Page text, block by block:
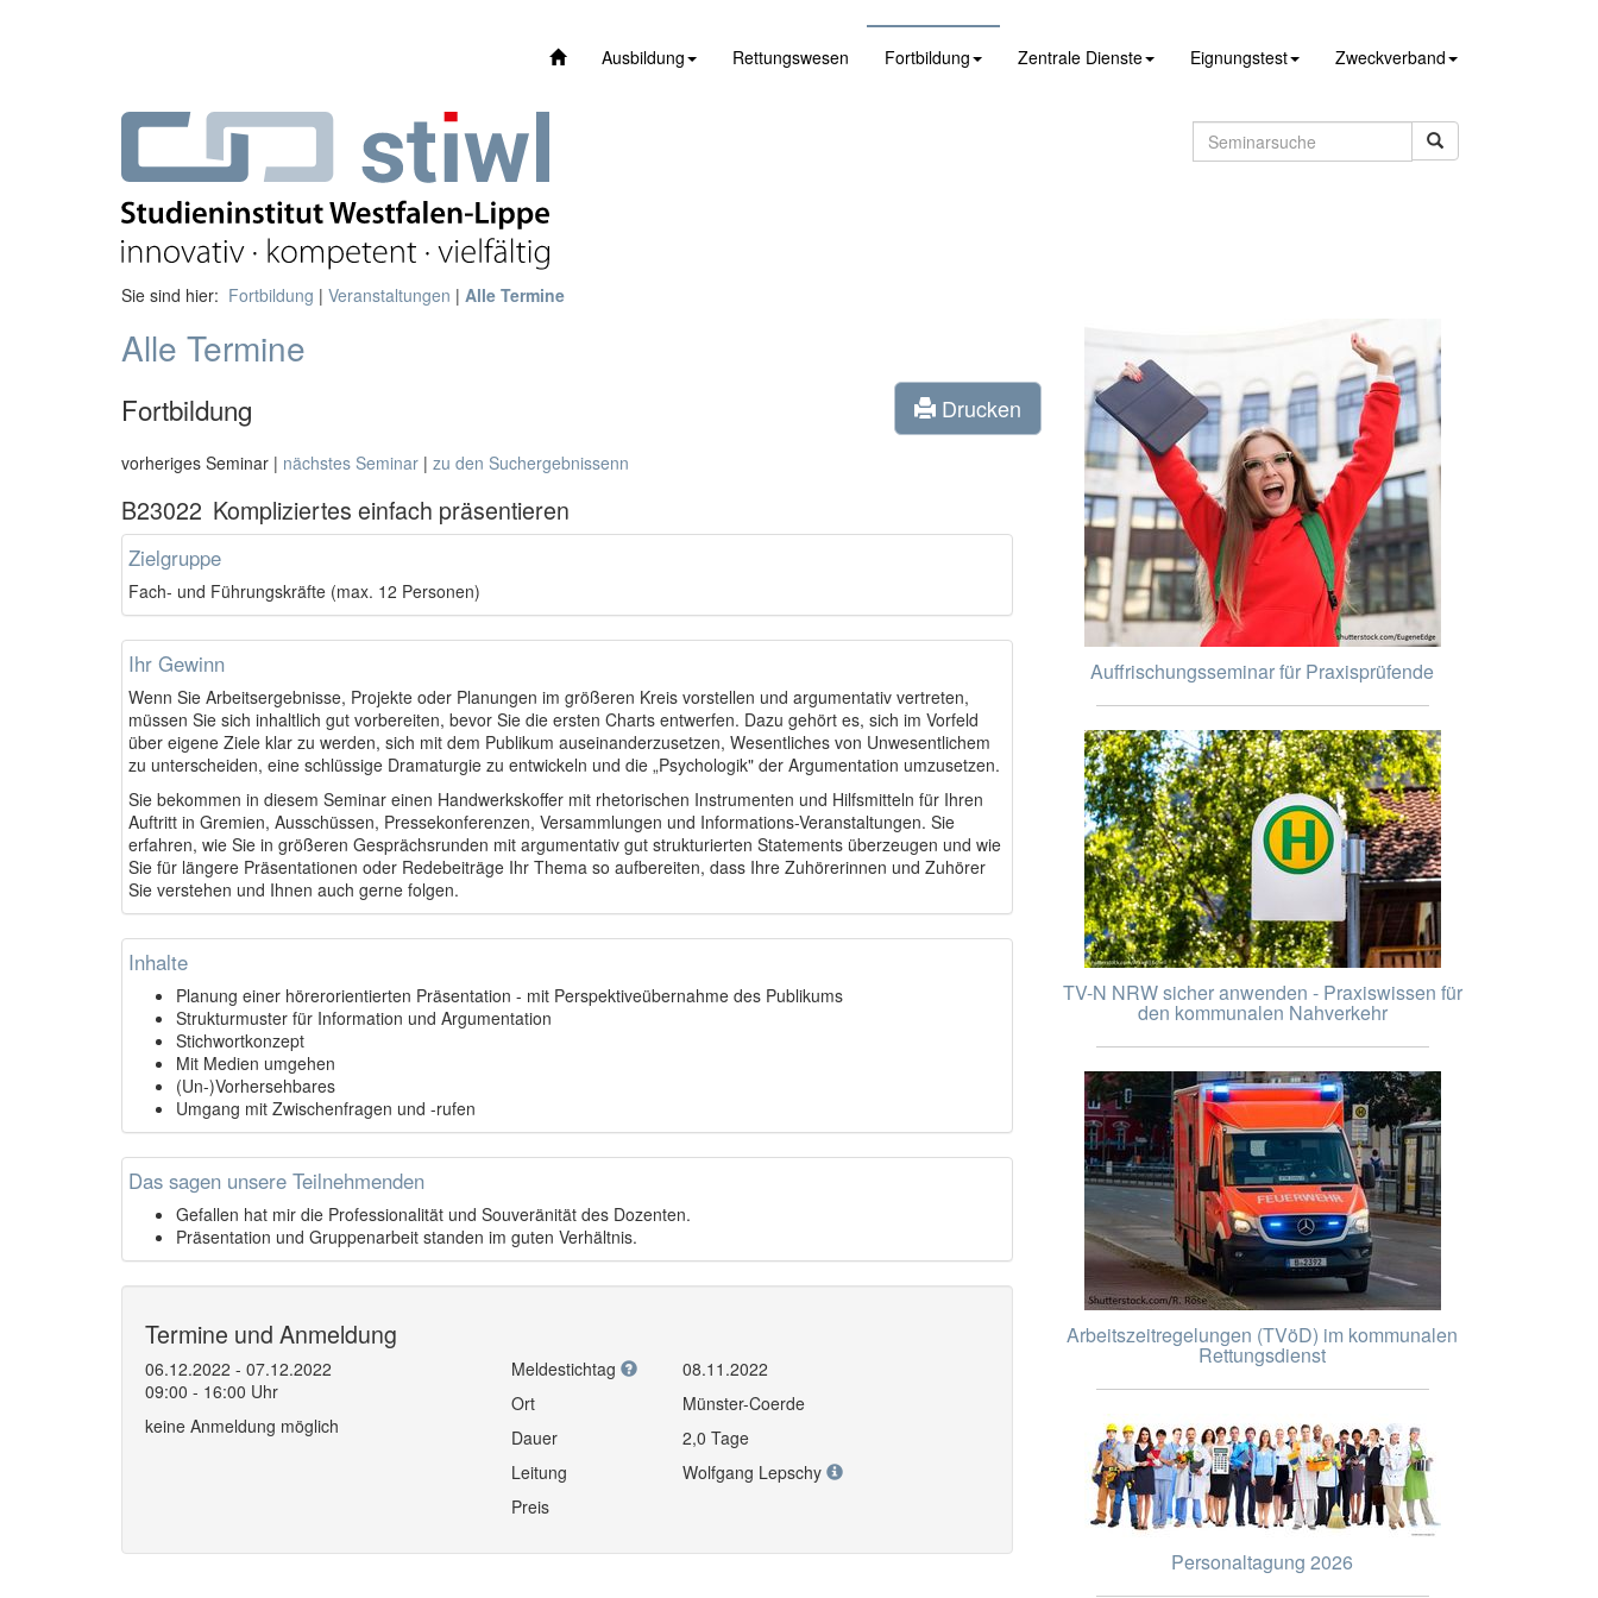
Ausbildung Rettungswesen Fortbildung Zentrale Dienste Eignungstest Zweckverband
Sie sind hier: Fortbildung | Veranstaltungen | Alle Termine
Alle Termine
Fortbildung Drucken
vorheriges Seminar | nächstes Seminar | zu den Suchergebnissenn
B23022 Kompliziertes einfach präsentieren
Zielgruppe
Fach- und Führungskräfte (max. 12 Personen)
Ihr Gewinn
Wenn Sie Arbeitsergebnisse, Projekte oder Planungen im größeren Kreis vorstellen und argumentativ vertreten,
müssen Sie sich inhaltlich gut vorbereiten, bevor Sie die ersten Charts entwerfen. Dazu gehört es, sich im Vorfeld
über eigene Ziele klar zu werden, sich mit dem Publikum auseinanderzusetzen, Wesentliches von Unwesentlichem
zu unterscheiden, eine schlüssige Dramaturgie zu entwickeln und die „Psychologik" der Argumentation umzusetzen.
Sie bekommen in diesem Seminar einen Handwerkskoffer mit rhetorischen Instrumenten und Hilfsmitteln für Ihren
Auftritt in Gremien, Ausschüssen, Pressekonferenzen, Versammlungen und Informations-Veranstaltungen. Sie
erfahren, wie Sie in größeren Gesprächsrunden mit argumentativ gut strukturierten Statements überzeugen und wie
Sie für längere Präsentationen oder Redebeiträge Ihr Thema so aufbereiten, dass Ihre Zuhörerinnen und Zuhörer
Sie verstehen und Ihnen auch gerne folgen.
Inhalte
Planung einer hörerorientierten Präsentation - mit Perspektiveübernahme des Publikums
Strukturmuster für Information und Argumentation
Stichwortkonzept
Mit Medien umgehen
(Un-)Vorhersehbares
Umgang mit Zwischenfragen und -rufen
Das sagen unsere Teilnehmenden
Gefallen hat mir die Professionalität und Souveränität des Dozenten.
Präsentation und Gruppenarbeit standen im guten Verhältnis.
Termine und Anmeldung
06.12.2022 - 07.12.2022
09:00 - 16:00 Uhr
keine Anmeldung möglich
Meldestichtag
08.11.2022
Ort
Münster-Coerde
Dauer
2,0 Tage
Leitung
Wolfgang Lepschy
Preis
Auffrischungsseminar für Praxisprüfende
TV-N NRW sicher anwenden - Praxiswissen für
den kommunalen Nahverkehr
Arbeitszeitregelungen (TVöD) im kommunalen
Rettungsdienst
Personaltagung 2026